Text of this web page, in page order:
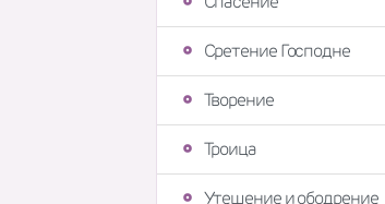
Сретение Господне
Творение
Троица
Утешение и ободрение